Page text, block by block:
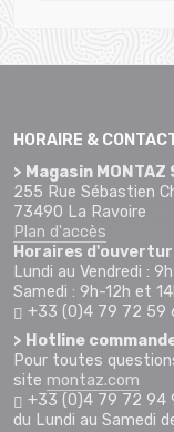
HORAIRE &
> Magasin MONTAZ
255 Rue Sébastien
73490 La Ravoire
Plan d'accès
Horaires
Lundi au Vendredi :
Samedi : 9h-12h et
+33 (0)4 79 72 59
> Hotline
Pour toutes
site montaz.com
+33 (0)4 79 72 94
du Lundi au Samedi